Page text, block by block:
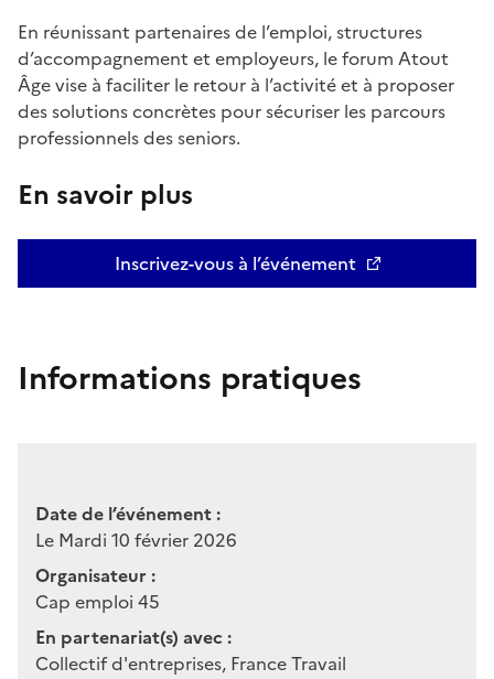
En réunissant partenaires de l’emploi, structures
d’accompagnement et employeurs, le forum Atout
Âge vise à faciliter le retour à l’activité et à proposer
des solutions concrètes pour sécuriser les parcours
professionnels des seniors.
En savoir plus
Inscrivez-vous à l’événement
Informations pratiques
Date de l’événement :
Le Mardi 10 février 2026
Organisateur :
Cap emploi 45
En partenariat(s) avec :
Collectif d'entreprises, France Travail